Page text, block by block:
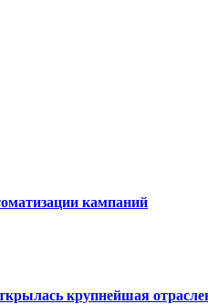
кампаний
крупнейшая